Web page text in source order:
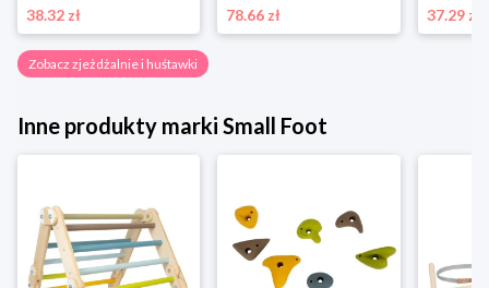
38.32 zł
78.66 zł
37.29 zł
Zobacz zjeżdżalnie i huśtawki
Inne produkty marki Small Foot